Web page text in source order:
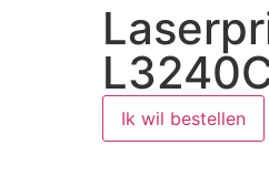
Ik wil bestellen